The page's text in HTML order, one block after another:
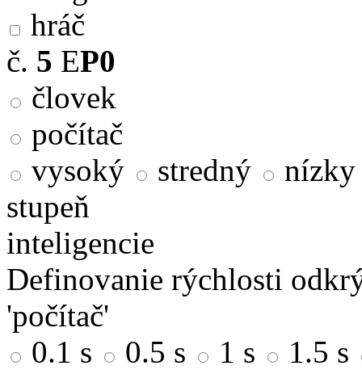
hráč
č. 5 EP0
človek
počítač
vysoký
stredný
nízky
stupeň
inteligencie
Definovanie rýchlosti
'počítač'
0.1 s
0.5 s 1 s
1.5 s